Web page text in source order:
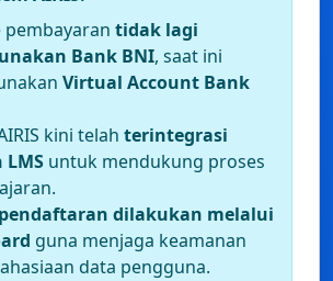
tidak lagi
Bank BNI, saat ini
Virtual Account Bank
kini telah terintegrasi
LMS untuk mendukung proses
pendaftaran dilakukan melalui
guna menjaga keamanan
data pengguna.